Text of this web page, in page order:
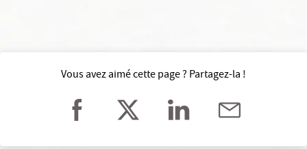
Vous avez aimé cette page ? Partagez-la !